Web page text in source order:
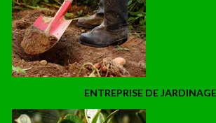
ENTREPRISE DE